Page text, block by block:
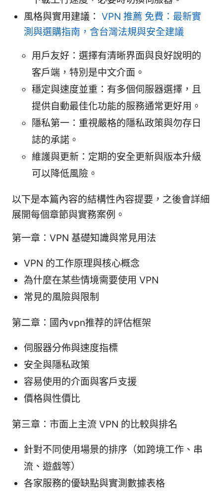
風格與實用建議： VPN 推薦 免費：最新實
測與選購指南，含台灣法規與安全建議
用戶友好：選擇有清晰界面與良好說明的
客戶端，特別是中文介面。
穩定與速度並重：有多個伺服器選擇，且
提供自動最佳化功能的服務通常更好用。
隱私第一：重視嚴格的隱私政策與勿存日
誌的承諾。
維護與更新：定期的安全更新與版本升級
可以降低風險。
以下是本篇內容的結構性內容提要，之後會詳細
展開每個章節與實務案例。
第一章：VPN 基礎知識與常見用法
VPN 的工作原理與核心概念
為什麼在某些情境需要使用 VPN
常見的風險與限制
第二章：國內vpn推荐的評估框架
伺服器分佈與速度指標
安全與隱私政策
容易使用的介面與客戶支援
價格與性價比
第三章：市面上主流 VPN 的比較與排名
針對不同使用場景的排序（如跨境工作、串
流、遊戲等）
各家服務的優缺點與實測數據表格